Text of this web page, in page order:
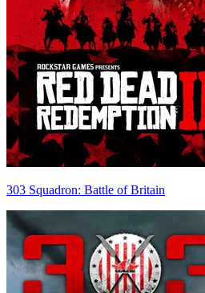
303 Squadron: Battle of Britain